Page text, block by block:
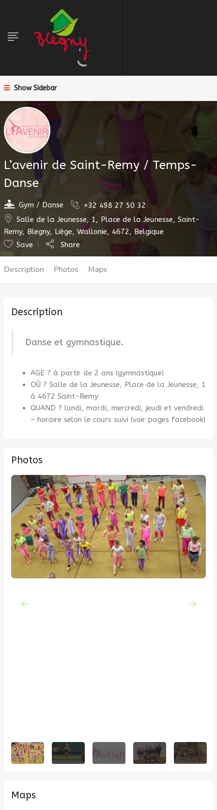
Show Sidebar
L’avenir de Saint-Remy / Temps-
Danse
Gym / Danse
+32 498 27 50 32
Salle de la Jeunesse, 1, Place de la Jeunesse, Saint-
Remy, Blegny, Liège, Wallonie, 4672, Belgique
Save
Share
Description Photos Maps
Description
Danse et gymnastique.
AGE ? à partir de 2 ans (gymnastique)
OÙ ? Salle de la Jeunesse, Place de la Jeunesse, 1
à 4672 Saint-Remy
QUAND ? lundi, mardi, mercredi, jeudi et vendredi
– horaire selon le cours suivi (voir pages facebook)
Photos
Maps